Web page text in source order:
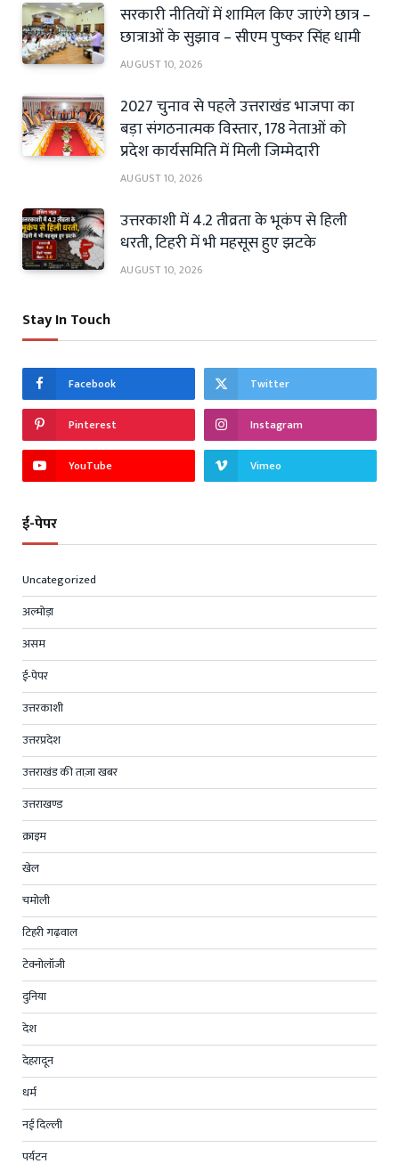
सरकारी नीतियों में शामिल किए जाएंगे छात्र –
छात्राओं के सुझाव – सीएम पुष्कर सिंह धामी
AUGUST 10, 2026
2027 चुनाव से पहले उत्तराखंड भाजपा का
बड़ा संगठनात्मक विस्तार, 178 नेताओं को
प्रदेश कार्यसमिति में मिली जिम्मेदारी
AUGUST 10, 2026
उत्तरकाशी में 4.2 तीव्रता के भूकंप से हिली
धरती, टिहरी में भी महसूस हुए झटके
AUGUST 10, 2026
Stay In Touch
Facebook Twitter
Pinterest Instagram
YouTube Vimeo
ई-पेपर
Uncategorized
अल्मोड़ा
असम
ई-पेपर
उत्तरकाशी
उत्तरप्रदेश
उत्तराखंड की ताज़ा खबर
उत्तराखण्ड
क्राइम
खेल
चमोली
टिहरी गढ़वाल
टेक्नोलॉजी
दुनिया
देश
देहरादून
धर्म
नई दिल्ली
पर्यटन